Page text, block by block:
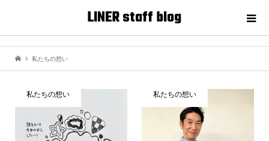
LINER staff blog
私たちの想い
私たちの想い 私たちの想い